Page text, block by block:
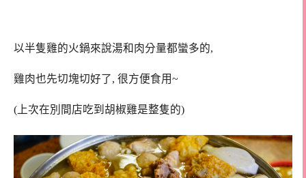
以半隻雞的火鍋來說湯和肉分量都蠻多的,
雞肉也先切塊切好了, 很方便食用~
(上次在別間店吃到胡椒雞是整隻的)